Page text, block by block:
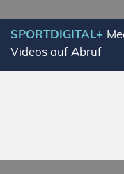
SPORTDIGITAL+
Videos auf Abruf